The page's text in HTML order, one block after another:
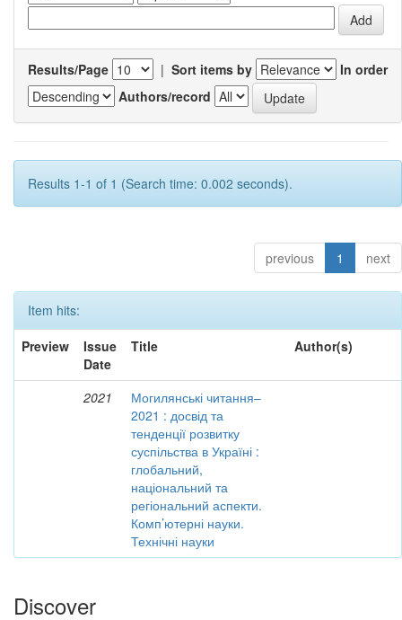
Results/Page | Sort items by
In order
Authors/record
Results 1-1 of 1 (Search time: 0.002 seconds).
previous 1 next
Item hits:
Preview
Issue
Date
Title Author(s)
2021
Могилянські читання–
2021 : досвід та
тенденції розвитку
суспільства в Україні :
глобальний,
національний та
регіональний аспекти.
Комп’ютерні науки.
Технічні науки
Discover